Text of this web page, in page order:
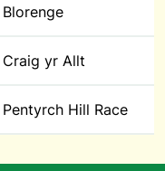
Blorenge
Craig yr Allt
Pentyrch Hill Race